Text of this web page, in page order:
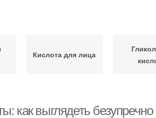
Кислота для лица
как выглядеть